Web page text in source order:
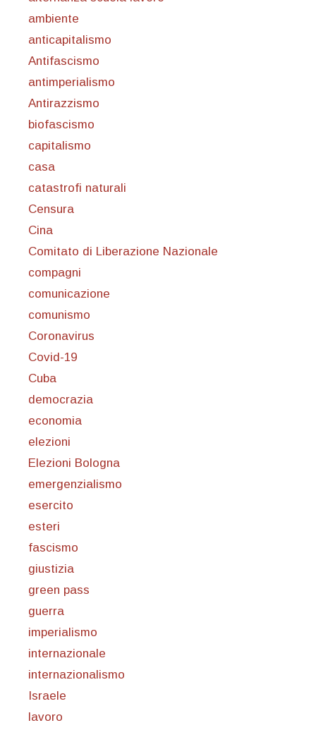
ambiente
anticapitalismo
Antifascismo
antimperialismo
Antirazzismo
biofascismo
capitalismo
casa
catastrofi naturali
Censura
Cina
Comitato di Liberazione Nazionale
compagni
comunicazione
comunismo
Coronavirus
Covid-19
Cuba
democrazia
economia
elezioni
Elezioni Bologna
emergenzialismo
esercito
esteri
fascismo
giustizia
green pass
guerra
imperialismo
internazionale
internazionalismo
Israele
lavoro